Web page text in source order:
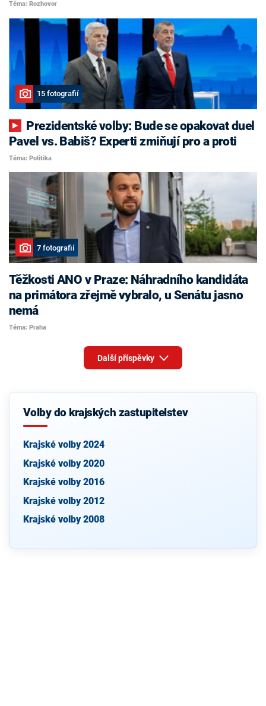
Téma: Rozhovor
15 fotografií
Pavel vs. Babiš? Experti zmiňují pro a proti
Téma: Politika
7 fotografií
Těžkosti ANO v Praze: Náhradního kandidáta
na primátora zřejmě vybralo, u Senátu jasno
nemá
Téma: Praha
Další příspěvky
Volby do krajských zastupitelstev
Krajské volby 2024
Krajské volby 2020
Krajské volby 2016
Krajské volby 2012
Krajské volby 2008